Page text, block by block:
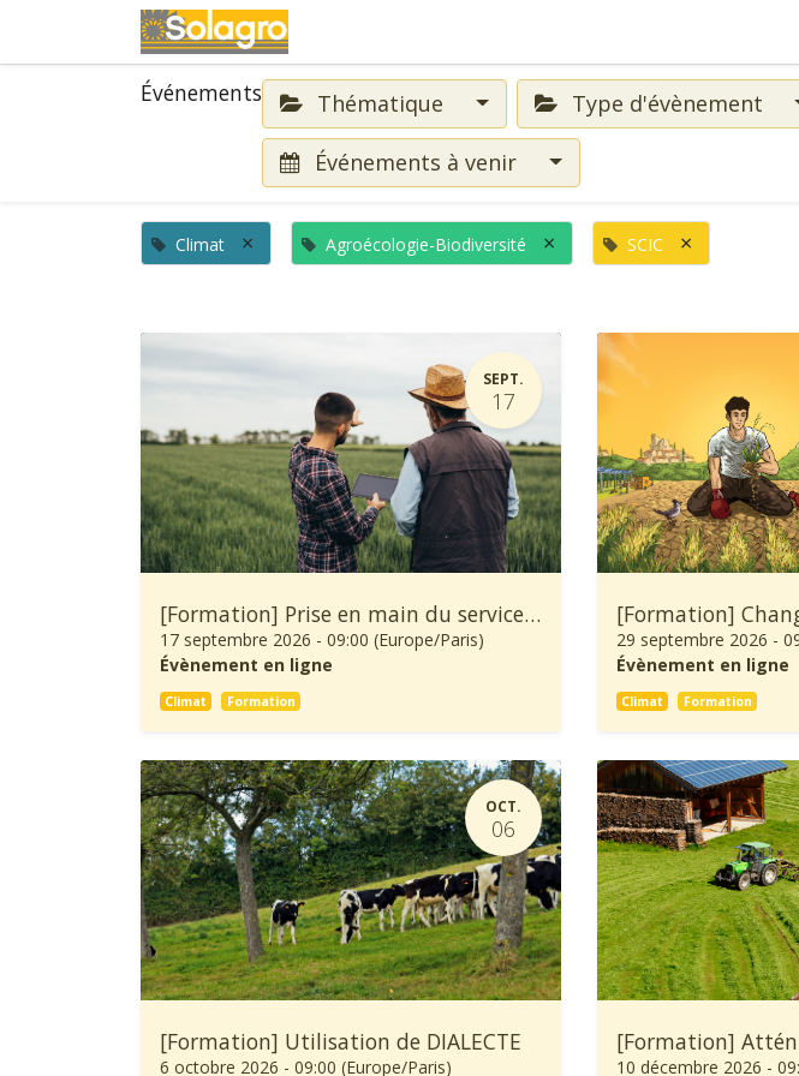
Événements Thématique Type d'évènement
Événements à venir
Climat × Agroécologie-Biodiversité × SCIC ×
SEPT.
17
[Formation] Prise en main du service climatique Climadiag Agriculture et Forêt
17 septembre 2026 - 09:00 (Europe/Paris)
Évènement en ligne
Climat Formation
29 septembre 2026 -
Évènement en ligne
Climat Formation
OCT.
06
[Formation] Utilisation de DIALECTE
6 octobre 2026 - 09:00 (Europe/Paris) 10 décembre 2026 -